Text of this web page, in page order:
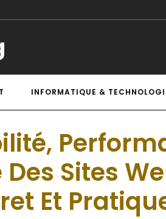
INFORMATIQUE &
Sites
Et